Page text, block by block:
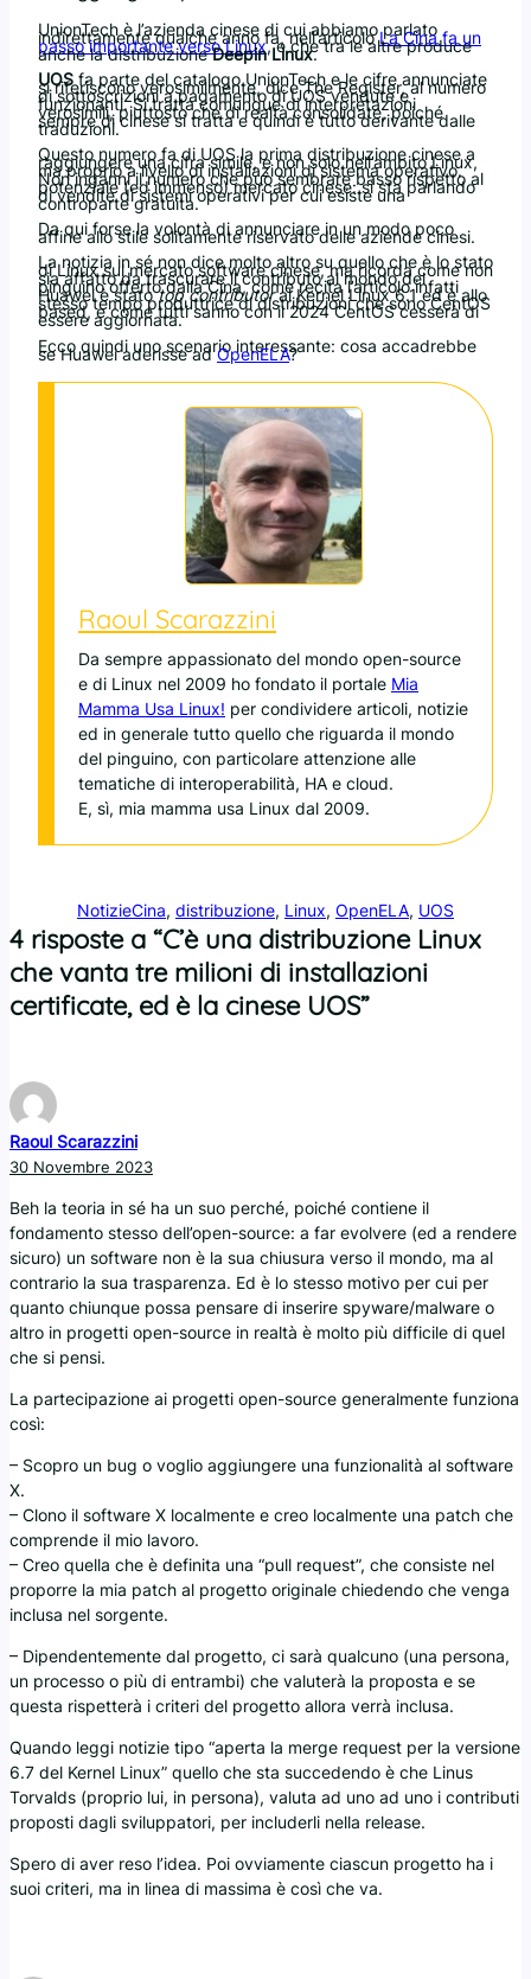
UnionTech è l’azienda cinese di cui abbiamo parlato
indirettamente qualche anno fa, nell’articoloLa Cina fa un
passo importante verso Linux, e che tra le altre produce
anche la distribuzioneDeepin Linux.
UOS fa parte del catalogo UnionTech e le cifre annunciate
si riferiscono verosimilmente, dice The Register, al numero
di sottoscrizioni a pagamento di UOS vendute e
funzionanti. Si tratta comunque di interpretazioni
verosimili, piuttosto che di realtà consolidate, poiché
sempre di cinese si tratta e quindi è tutto derivante dalle
traduzioni.
Questo numero fa di UOS la prima distribuzione cinese a
raggiungere una cifra simile, e non solo nell’ambito Linux,
ma proprio a livello di installazioni di sistema operativo.
Non inganni il numero che può sembrare basso rispetto al
potenziale (ed immenso) mercato cinese: si sta parlando
di vendite di sistemi operativi per cui esiste una
controparte gratuita.
Da qui forse la volontà di annunciare in un modo poco
affine allo stile solitamente riservato delle aziende cinesi.
La notizia in sé non dice molto altro su quello che è lo stato
di Linux sul mercato software cinese, ma ricorda come non
sia affatto da trascurare il contributo al mondo del
pinguino offerto dalla Cina, come recita l’articolo infatti
Huawei è statotop contributoral Kernel Linux 6.1 ed è allo
stesso tempo produttrice di distribuzioni che sono CentOS
based, e come tutti sanno con il 2024 CentOS cesserà di
essere aggiornata.
Ecco quindi uno scenario interessante: cosa accadrebbe
se Huawei aderisse adOpenELA?
Raoul Scarazzini
Da sempre appassionato del mondo open-source
e di Linux nel 2009 ho fondato il portale Mia
Mamma Usa Linux! per condividere articoli, notizie
ed in generale tutto quello che riguarda il mondo
del pinguino, con particolare attenzione alle
tematiche di interoperabilità, HA e cloud.
E, sì, mia mamma usa Linux dal 2009.
NotizieCina, distribuzione, Linux, OpenELA, UOS
4 risposte a “C’è una distribuzione Linux
che vanta tre milioni di installazioni
certificate, ed è la cinese UOS”
Raoul Scarazzini
30 Novembre 2023
Beh la teoria in sé ha un suo perché, poiché contiene il
fondamento stesso dell’open-source: a far evolvere (ed a rendere
sicuro) un software non è la sua chiusura verso il mondo, ma al
contrario la sua trasparenza. Ed è lo stesso motivo per cui per
quanto chiunque possa pensare di inserire spyware/malware o
altro in progetti open-source in realtà è molto più difficile di quel
che si pensi.
La partecipazione ai progetti open-source generalmente funziona
così:
– Scopro un bug o voglio aggiungere una funzionalità al software
X.
– Clono il software X localmente e creo localmente una patch che
comprende il mio lavoro.
– Creo quella che è definita una “pull request”, che consiste nel
proporre la mia patch al progetto originale chiedendo che venga
inclusa nel sorgente.
– Dipendentemente dal progetto, ci sarà qualcuno (una persona,
un processo o più di entrambi) che valuterà la proposta e se
questa rispetterà i criteri del progetto allora verrà inclusa.
Quando leggi notizie tipo “aperta la merge request per la versione
6.7 del Kernel Linux” quello che sta succedendo è che Linus
Torvalds (proprio lui, in persona), valuta ad uno ad uno i contributi
proposti dagli sviluppatori, per includerli nella release.
Spero di aver reso l’idea. Poi ovviamente ciascun progetto ha i
suoi criteri, ma in linea di massima è così che va.